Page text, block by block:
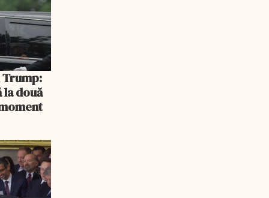
Trump:
la două